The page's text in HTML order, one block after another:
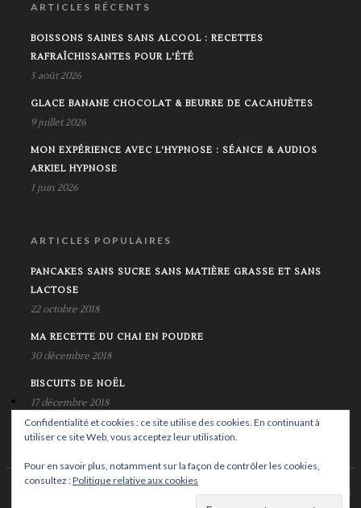
ARTICLES RÉCENTS
BOISSONS SAINES SANS ALCOOL : RECETTES
RAFRAÎCHISSANTES POUR L'ÉTÉ
5 août 2026
GLACE BANANE CHOCOLAT & BEURRE DE CACAHUÈTES
9 juillet 2026
MON EXPÉRIENCE AVEC L'HYPNOSE : SÉANCE & AUDIOS
ARKIEL HYPNOSE
1 juin 2026
ARTICLES POPULAIRES
PANCAKES SANS SUCRE SANS MATIÈRE GRASSE ET SANS
LACTOSE
22 octobre 2018
MA RECETTE DU CHAI EN POUDRE
30 décembre 2018
BISCUITS DE NOËL
17 décembre 2018
Confidentialité et cookies : ce site utilise des cookies. En continuant à
utiliser ce site Web, vous acceptez leur utilisation.
Pour en savoir plus, notamment sur la façon de contrôler les cookies,
consultez :Politique relative aux cookies